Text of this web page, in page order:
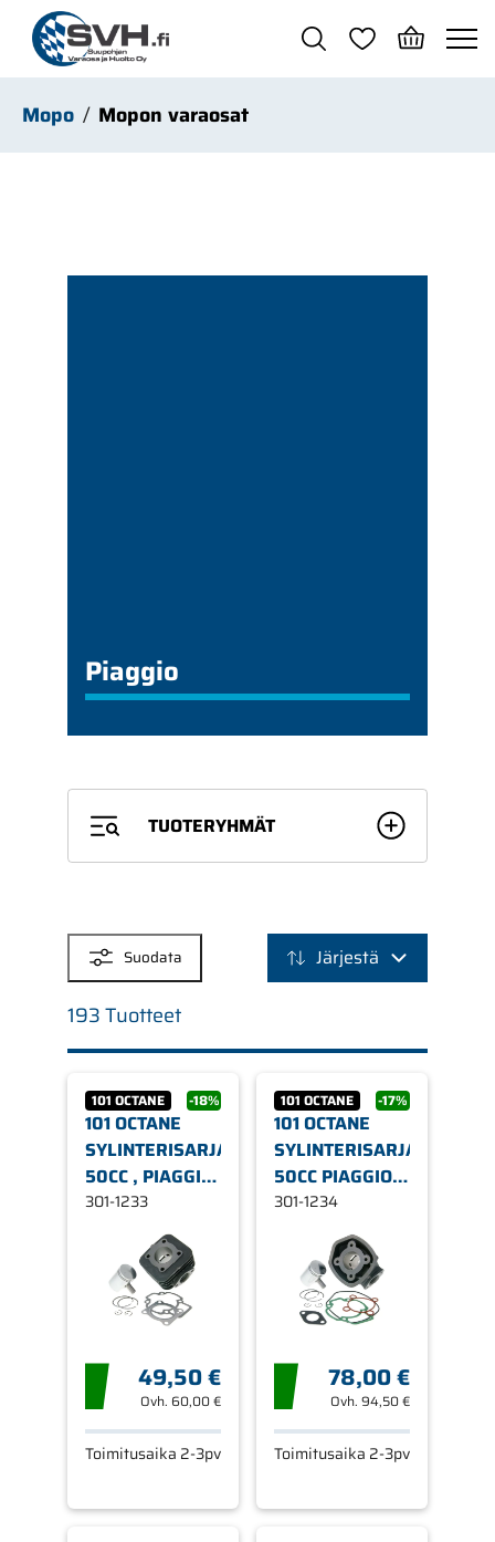
Siirry pääsisältöön
Mopo Mopon varaosat
Piaggio
TUOTERYHMÄT
Suodata Järjestä
193 Tuotteet
101 OCTANE -18%
101 OCTANE
SYLINTERISARJA,
50CC , PIAGGIO
/ GILERA,
ILMAJÄÄHDYTYS
301-1233
49,50 €
Ovh. 60,00 €
Toimitusaika 2-3pv
101 OCTANE -17%
101 OCTANE
SYLINTERISARJA,
50CC PIAGGIO /
GILERA /
(PIAGGIO) L/C
301-1234
78,00 €
Ovh.94,50 €
Toimitusaika 2-3pv